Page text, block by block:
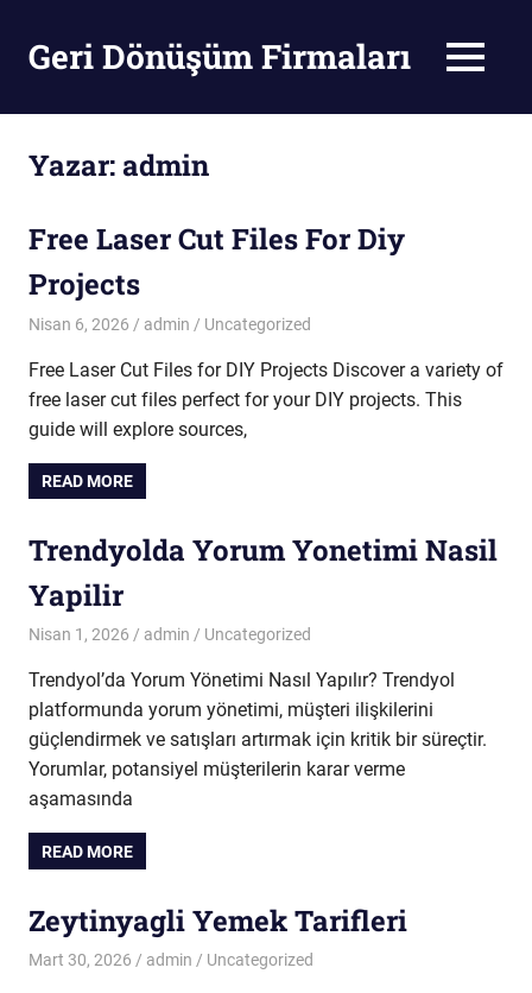
contentGeri Dönüşüm Firmaları MENU
Yazar:admin
Free Laser Cut Files For Diy
Projects
Nisan 6, 2026 admin Uncategorized
Free Laser Cut Files for DIY Projects Discover a variety of
free laser cut files perfect for your DIY projects. This
guide will explore sources,
READ MORE
Trendyolda Yorum Yonetimi Nasil
Yapilir
Nisan 1, 2026 admin Uncategorized
Trendyol’da Yorum Yönetimi Nasıl Yapılır? Trendyol
platformunda yorum yönetimi, müşteri ilişkilerini
güçlendirmek ve satışları artırmak için kritik bir süreçtir.
Yorumlar, potansiyel müşterilerin karar verme
aşamasında
READ MORE
Zeytinyagli Yemek Tarifleri
Mart 30, 2026 admin Uncategorized